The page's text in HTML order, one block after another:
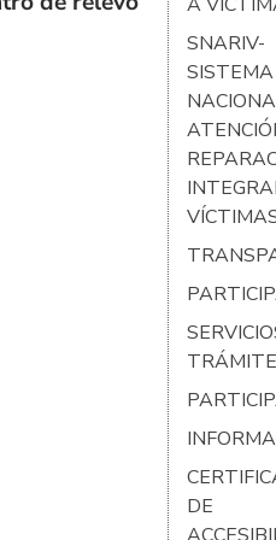
A
SNARIV-
SISTEMA
DE